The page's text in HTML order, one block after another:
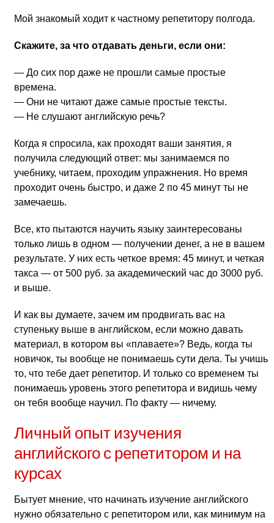
Мой знакомый ходит к частному репетитору полгода.
Скажите, за что отдавать деньги, если они:
— До сих пор даже не прошли самые простые
времена.
— Они не читают даже самые простые тексты.
— Не слушают английскую речь?
Когда я спросила, как проходят ваши занятия, я
получила следующий ответ: мы занимаемся по
учебнику, читаем, проходим упражнения. Но время
проходит очень быстро, и даже 2 по 45 минут ты не
замечаешь.
Все, кто пытаются научить языку заинтересованы
только лишь в одном — получении денег, а не в вашем
результате. У них есть четкое время: 45 минут, и четкая
такса — от 500 руб. за академический час до 3000 руб.
и выше.
И как вы думаете, зачем им продвигать вас на
ступеньку выше в английском, если можно давать
материал, в котором вы «плаваете»? Ведь, когда ты
новичок, ты вообще не понимаешь сути дела. Ты учишь
то, что тебе дает репетитор. И только со временем ты
понимаешь уровень этого репетитора и видишь чему
он тебя вообще научил. По факту — ничему.
Личный опыт изучения
английского с репетитором и на
курсах
Бытует мнение, что начинать изучение английского
нужно обязательно с репетитором или, как минимум на